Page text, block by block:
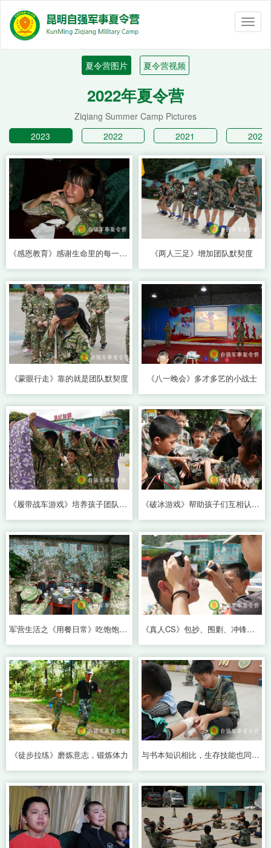
夏令营图片 夏令营视频
2022年夏令营
Ziqiang Summer Camp Pictures
2023
2022 2021 2020
《感恩教育》感谢生命里的每一个朋友 《两人三足》增加团队默契度
《蒙眼行走》靠的就是团队默契度 《八一晚会》多才多艺的小战士
《履带战车游戏》培养孩子团队精神 《破冰游戏》帮助孩子们互相认识更简单
军营生活之《用餐日常》吃饱饱才有力气 《真人CS》包抄、围剿、冲锋陷阵
《徒步拉练》磨炼意志，锻炼体力 与书本知识相比，生存技能也同样重要